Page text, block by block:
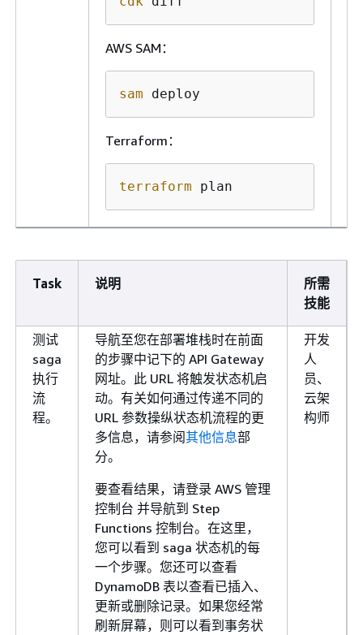
AWS SAM：
sam deploy
Terraform：
terraform plan
Task 说明
所需
技能
测试
saga
执行
流
程。
导航至您在部署堆栈时在前面
的步骤中记下的 API Gateway
网址。此 URL 将触发状态机启
动。有关如何通过传递不同的
URL 参数操纵状态机流程的更
多信息，请参阅其他信息部
分。
要查看结果，请登录 AWS 管理
控制台 并导航到 Step
Functions 控制台。在这里，
您可以看到 saga 状态机的每
一个步骤。您还可以查看
DynamoDB 表以查看已插入、
更新或删除记录。如果您经常
刷新屏幕，则可以看到事务状
开发
人
员、
云架
构师